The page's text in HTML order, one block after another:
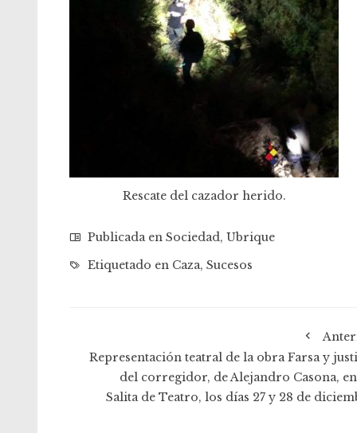
Rescate del cazador herido.
Publicada en Sociedad , Ubrique
Etiquetado en Caza, Sucesos
Representación teatral de la obra Farsa y
del corregidor, de Alejandro Casona,
Salita de Teatro, los días 27 y 28 de